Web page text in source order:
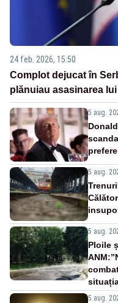
24 feb. 2026, 15:50
Complot dejucat în
plănuiau asasinarea
5 aug.
5 aug.
5 aug.
Ploile
5 aug.